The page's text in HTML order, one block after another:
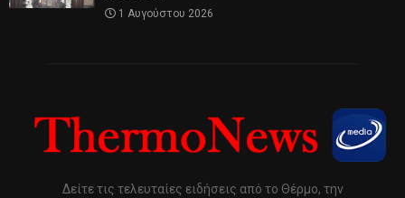
1 Αυγούστου 2026
Δείτε τις τελευταίες ειδήσεις από το Θέρμο, την